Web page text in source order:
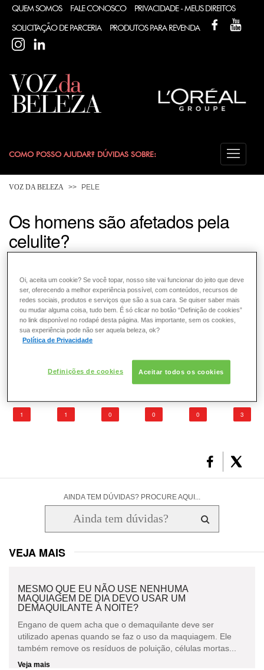
QUEM SOMOS FALE CONOSCO PRIVACIDADE - MEUS DIREITOS
SOLICITAÇÃO DE PARCERIA PRODUTOS PARA REVENDA
FACEBOOK
INSTAGRAM
COMO POSSO AJUDAR? DÚVIDAS SOBRE:
CABELO
COLORAÇÃO
DESODORANTE
ESMALTE
FRAGRÂNCIA
PELE
VOZ DA BELEZA PELE
Os homens são afetados pela
celulite?
organizado da mesma maneira que o feminino: os lóbulos
de gordura são menores e sua deformação não influi no
aspecto da superfície da pele ocasionando as celulites,
como ocorre nas mulheres. Por essa razão, não há como
surgir celulite em homens.
O que você achou deste artigo?
1 1 0 0 0 3
AINDA TEM DÚVIDAS? PROCURE AQUI...
VEJA MAIS
MESMO QUE EU NÃO USE NENHUMA
MAQUIAGEM DE DIA DEVO USAR UM
DEMAQUILANTE À NOITE?
Engano de quem acha que o demaquilante deve ser
utilizado apenas quando se faz o uso da maquiagem. Ele
também remove os resíduos de poluição, células mortas...
Veja mais
Oi, aceita um cookie? Se você topar, nosso site vai funcionar do jeito que deve
ser, oferecendo a melhor experiência possível, com conteúdos, recursos de
redes sociais, produtos e serviços que são a sua cara. Se quiser saber mais
ou mudar alguma coisa, tudo bem. É só clicar no botão “Definição de cookies”
no link disponível no rodapé desta página. Mas importante, sem os cookies,
sua experiência pode não ser aquela beleza, ok?
Política de Privacidade
Definições de cookies Aceitar todos os cookies